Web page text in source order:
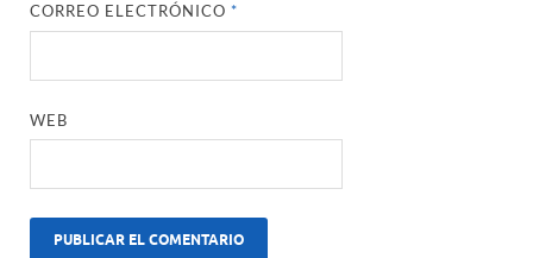
CORREO ELECTRÓNICO*
WEB